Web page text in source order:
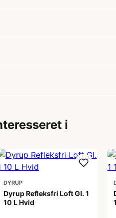
i
DYRUP
Dyrup Refleksfri Loft Gl. 1
10 L Hvid